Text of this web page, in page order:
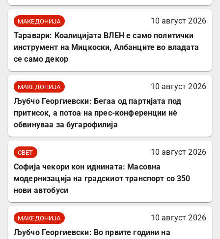
МАКЕДОНИЈА
10 август 2026
Таравари: Коалицијата ВЛЕН е само политички
инструмент на Мицкоски, Албанците во владата
се само декор
МАКЕДОНИЈА
10 август 2026
Љубчо Георгиевски: Бегаа од партијата под
притисок, а потоа на прес-конференции нè
обвинуваа за бугарофилија
СВЕТ
10 август 2026
Софија чекори кон иднината: Масовна
модернизација на градскиот транспорт со 350
нови автобуси
МАКЕДОНИЈА
10 август 2026
Љубчо Георгиевски: Во првите години на